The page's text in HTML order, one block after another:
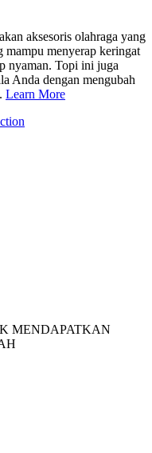
aksesoris olahraga yang
menyerap keringat
nyaman. Topi ini juga
Anda dengan mengubah
Learn More
MENDAPATKAN